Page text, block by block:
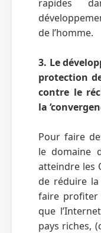
rapides
de l’homme.
3. Le
protection
contre le
la
Pour faire
le domaine
atteindre les
de réduire
faire profiter
que
pays riches,